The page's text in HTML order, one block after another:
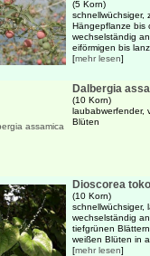
(5 Korn)
schnellwüchsiger,
Hängepflanze bis
wechselständig
eiförmigen bis
[mehr lesen]
Dalbergia
(10 Korn)
laubabwerfender,
Blüten
Dioscorea
(10 Korn)
schnellwüchsiger,
wechselständig
tiefgrünen
weißen Blüten in
[mehr lesen]